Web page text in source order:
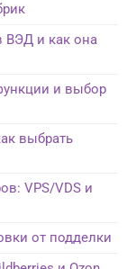
ВЭД и как она
и выбор
выбрать
VPS/VDS и
от подделки